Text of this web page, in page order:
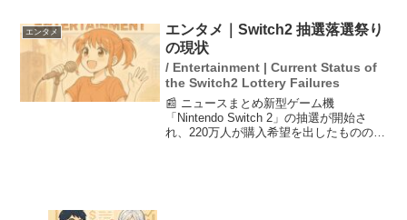
に大きな衝撃を与えており、「こんな田
舎で起こるなんて」...
エンタメ
エンタメ｜Switch2 抽選落選祭り
の現状
/ Entertainment | Current Status of
the Switch2 Lottery Failures
📰 ニュースまとめ新型ゲーム機
「Nintendo Switch 2」の抽選が開始さ
れ、220万人が購入希望を出したものの、